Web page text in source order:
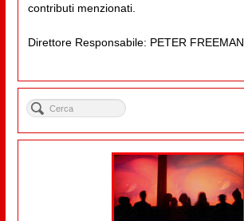
contributi menzionati.
Direttore Responsabile: PETER FREEMAN